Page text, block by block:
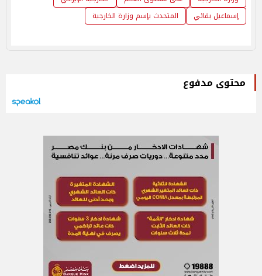
إسماعيل بقائي
المتحدث بإسم وزارة الخارجية
محتوى مدفوع